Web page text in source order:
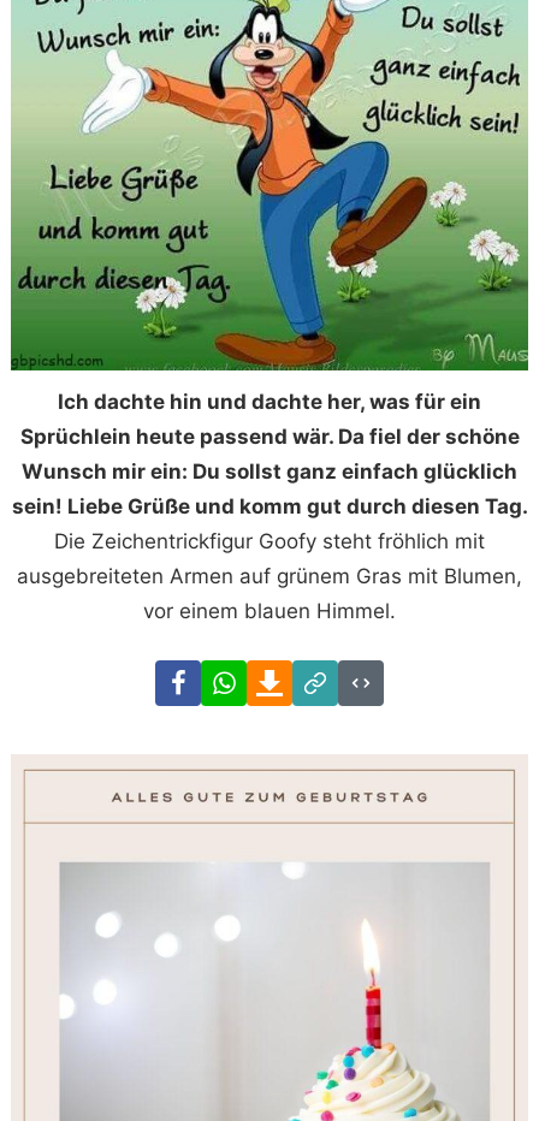
Ich dachte hin und dachte her, was für ein
Sprüchlein heute passend wär. Da fiel der schöne
Wunsch mir ein: Du sollst ganz einfach glücklich
sein! Liebe Grüße und komm gut durch diesen Tag.
Die Zeichentrickfigur Goofy steht fröhlich mit
ausgebreiteten Armen auf grünem Gras mit Blumen,
vor einem blauen Himmel.
FacebookWhatsAppDownload
Link
Code